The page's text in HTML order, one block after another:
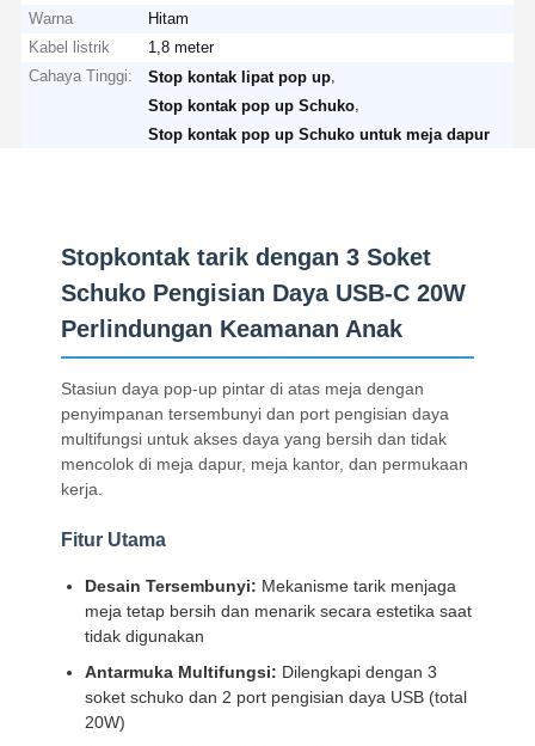
Warna
Hitam
Kabel listrik
1,8 meter
Cahaya Tinggi:
Stop kontak lipat pop up
Stop kontak pop up Schuko
Stop kontak pop up Schuko untuk meja dapur
Stopkontak tarik dengan 3 Soket
Schuko Pengisian Daya USB-C 20W
Perlindungan Keamanan Anak
Stasiun daya pop-up pintar di atas meja dengan
penyimpanan tersembunyi dan port pengisian daya
multifungsi untuk akses daya yang bersih dan tidak
mencolok di meja dapur, meja kantor, dan permukaan
kerja.
Fitur Utama
Desain Tersembunyi: Mekanisme tarik menjaga
meja tetap bersih dan menarik secara estetika saat
tidak digunakan
Antarmuka Multifungsi: Dilengkapi dengan 3
soket schuko dan 2 port pengisian daya USB (total
20W)